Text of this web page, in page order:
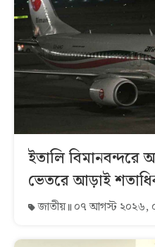
ইতালি বিমানবন্দরে
ভেতরে আড়াই
জাতীয় ০৭ আগস্ট ২০২৬,